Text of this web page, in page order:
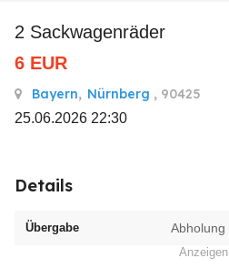
2 Sackwagenräder
6 EUR
Bayern, Nürnberg , 90425
25.06.2026 22:30
Details
Übergabe Abholung
Anzeigen